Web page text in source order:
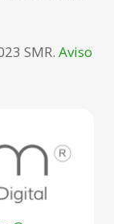
SMR. Aviso